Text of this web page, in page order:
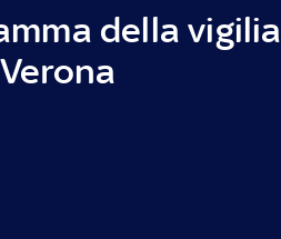
della vigilia